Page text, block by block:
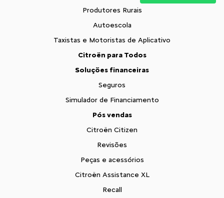
Produtores Rurais
Autoescola
Taxistas e Motoristas de Aplicativo
Citroën para Todos
Soluções financeiras
Seguros
Simulador de Financiamento
Pós vendas
Citroën Citizen
Revisões
Peças e acessórios
Citroën Assistance XL
Recall